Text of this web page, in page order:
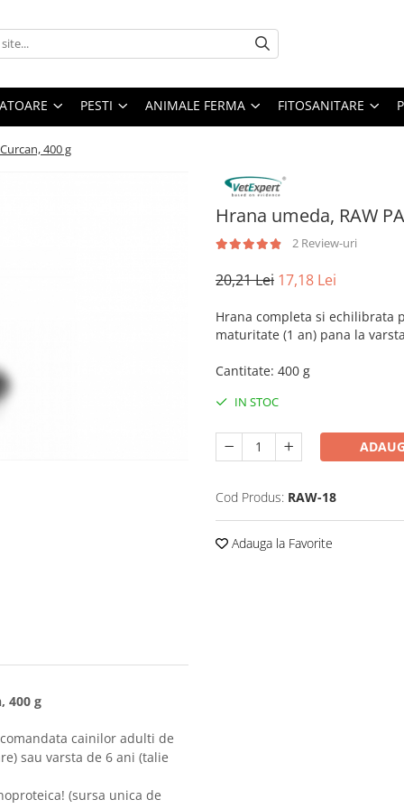
PESTI ANIMALE FERMA FITOSANITARE
400 g
Hrana umeda, RAW
2 Review-uri
20,21 Lei 17,18 Lei
Hrana completa si echilibrata
maturitate (1 an) pana la
Cantitate: 400 g
IN STOC
Cod Produs: RAW-18
Adauga la Favorite
400 g
cainilor adulti de
sau varsta de 6 ani (talie
(sursa unica de